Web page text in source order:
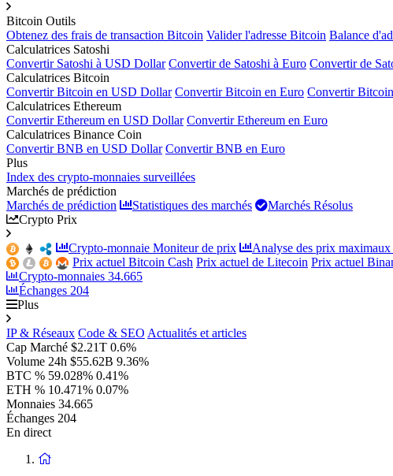
Bitcoin Outils
Obtenez des frais de transaction Bitcoin Valider l'adresse Bitcoin Balance
Calculatrices Satoshi
Convertir Satoshi à USD Dollar Convertir de Satoshi à Euro Convertir de
Calculatrices Bitcoin
Convertir Bitcoin en USD Dollar Convertir Bitcoin en Euro Convertir
Calculatrices Ethereum
Convertir Ethereum en USD Dollar Convertir Ethereum en Euro
Calculatrices Binance Coin
Convertir BNB en USD Dollar Convertir BNB en Euro
Plus
Index des crypto-monnaies surveillées
Marchés de prédiction
Marchés de prédiction
Statistiques des marchés
Marchés Résolus
Crypto Prix
Crypto-monnaie Moniteur de prix Analyse des prix
Prix actuel Bitcoin Cash Prix actuel de Litecoin Prix actuel
Crypto-monnaies 34.665
Échanges 204
Plus
IP & Réseaux Code & SEO Actualités et articles
Cap Marché $2.21T 0.6%
Volume 24h $55.62B 9.36%
BTC % 59.028% 0.41%
ETH % 10.471% 0.07%
Monnaies 34.665
Échanges 204
En direct